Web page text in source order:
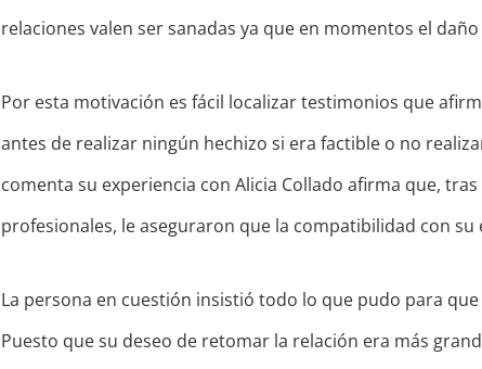
relaciones valen ser sanadas ya que en momentos el
Por esta motivación es fácil localizar testimonios que
antes de realizar ningún hechizo si era factible o no
comenta su experiencia con Alicia Collado afirma que,
profesionales, le aseguraron que la compatibilidad con su
La persona en cuestión insistió todo lo que pudo para
Puesto que su deseo de retomar la relación era más